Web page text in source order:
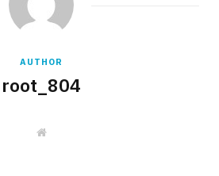
AUTHOR
root_804
W